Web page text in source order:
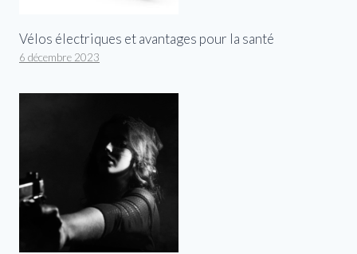
Vélos électriques et avantages pour la santé
6 décembre 2023